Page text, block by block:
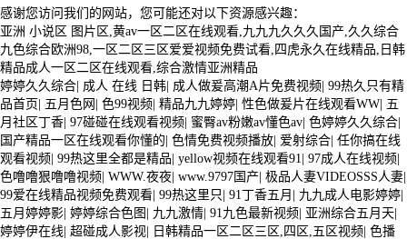
保經濟：鍍鋅管可回收利用，較為環(huán)保，且成本相對較
低。
五，大棚鍍鋅管的應用
大棚鍍鋅管廣泛應用于溫室大棚，農業(yè)種植，花
卉栽培，連棟大棚_蔬菜大棚_玻璃溫室_大棚鋼管_連棟溫室大棚_
外遮陽連棟大棚-江蘇永睿鴻溫室工程有限公司 畜牧業(yè)等領
域。在溫室大棚中，鍍鋅管主要用于支撐，搭建骨
架，起到穩(wěn)固，承重的作用。在農業(yè)種植和花卉栽
大棚鋼管,南寧連棟大棚,南寧玻璃溫室,南寧外遮陽連棟大棚,南寧連棟溫室大棚
孜蔬菜大棚,甘孜大棚鋼管,甘孜連棟大棚,甘孜玻璃溫室,甘孜外遮陽連棟大棚,甘孜
連棟溫室大棚延安蔬菜大棚,延安大棚鋼管,延安連棟大棚,延安玻璃溫室,延安外遮
陽連棟大棚,延安連棟溫室大棚上海外遮陽連棟大棚，上海大棚鋼
管，上海蔬菜大棚，上海連棟大棚，上海連棟溫室大棚，上海玻璃溫
室_上海連棟溫室大棚公司 集寧外遮陽連棟大棚，集寧大棚鋼管，集寧蔬菜大
棚，集寧連棟大棚，集寧連棟溫室大棚，集寧玻璃溫室_集寧連棟
溫室大棚公司臨安外遮陽連棟大棚，臨安大棚鋼管，臨安蔬菜大棚，
臨安連棟大棚，臨安連棟溫室大棚，臨安玻璃溫室_臨安連棟溫室大棚公
司
日照外遮陽連棟大棚，日照大棚鋼管，日照蔬菜大棚，日照連
棟大棚，日照連棟溫室大棚，日照玻璃溫室_日照連棟溫室大棚公司東興外
遮陽連棟大棚，東興大棚鋼管，東興蔬菜大棚，東興連棟大
棚，東興連棟溫室大棚，東興玻璃溫室_東興連棟溫室大棚公司來賓外遮
陽連棟大棚，來賓大棚鋼管，來賓蔬菜大棚，來賓連棟大
棚，來賓連棟溫室大棚，來賓玻璃溫室_來賓連棟溫室大棚公司
感谢您访问我们的网站，您可能还对以下资源感兴趣：
亚洲 小说区 图片区,黄av一区二区在线观看,九九九久久久国产,久久综合
九色综合欧洲98,一区二区三区爱爱视频免费试看,四虎永久在线精品,日韩
精品成人一区二区在线观看,综合激情亚洲精品
婷婷久久综合| 成人 在线 日韩| 成人做爰高潮A片免费视频| 99热久只有精
品首页| 五月色网 | 色99视频| 精品九九婷婷| 性色做爰片在线观看WW| 五
月社区丁香| 97碰碰在线观看视频| 蜜臀av粉嫩av懂色av| 色婷婷久久综合|
国产精品一区在线观看你懂的| 色情免费视频播放| 爱射综合| 任你搞在线
观看视频| 99热这里全都是精品| yellow视频在线观看91 | 97成人在线视频|
色噜噜狠噜噜视频| WWW.夜夜| www.9797国产| 极品人妻VIDEOSSS人妻|
99爱在线精品视频免费观看| 99热这里只 | 91丁香五月 | 九九成人电影婷婷|
五月婷婷影| 婷婷综合色图 | 九九激情| 91九色最新视频| 亚洲综合五月天|
婷婷伊在线| 超碰成人影视| 日韩精品一区二区三区,四区,五区视频| 色播